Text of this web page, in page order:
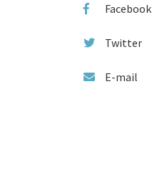
Facebook
Twitter
E-mail